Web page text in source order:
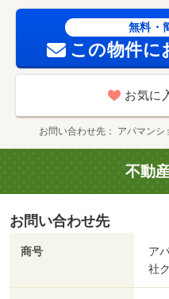
無料・
この物件に
お気に
お問い合わせ先 アパマン
不動
お問い合わせ先
商号
ア
社